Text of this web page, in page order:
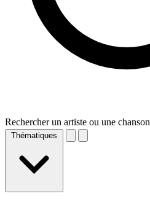
Rechercher un artiste ou une chanson
Thématiques